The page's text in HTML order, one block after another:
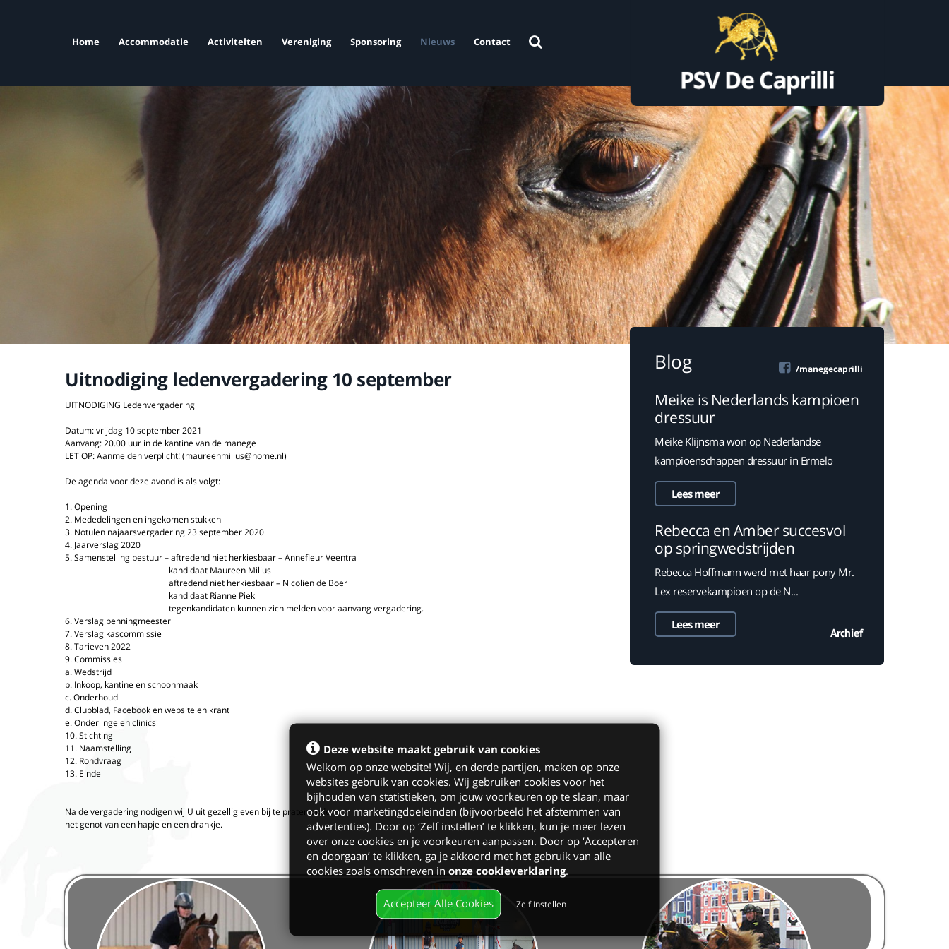
Home Accommodatie Activiteiten Vereniging Sponsoring Nieuws Contact
Uitnodiging ledenvergadering 10 september
UITNODIGING Ledenvergadering
Datum: vrijdag 10 september 2021
Aanvang: 20.00 uur in de kantine van de manege
LET OP: Aanmelden verplicht! (maureenmilius@home.nl)
De agenda voor deze avond is als volgt:
1. Opening
2. Mededelingen en ingekomen stukken
3. Notulen najaarsvergadering 23 september 2020
4. Jaarverslag 2020
5. Samenstelling bestuur – aftredend niet herkiesbaar – Annefleur Veentra
kandidaat Maureen Milius
aftredend niet herkiesbaar – Nicolien de Boer
kandidaat Rianne Piek
tegenkandidaten kunnen zich melden voor aanvang vergadering.
6. Verslag penningmeester
7. Verslag kascommissie
8. Tarieven 2022
9. Commissies
a. Wedstrijd
b. Inkoop, kantine en schoonmaak
c. Onderhoud
d. Clubblad, Facebook en website en krant
e. Onderlinge en clinics
10. Stichting
11. Naamstelling
12. Rondvraag
13. Einde
Na de vergadering nodigen wij U uit gezellig even bij te praten onder
het genot van een hapje en een drankje.
Blog /manegecaprilli
Meike is Nederlands kampioen
dressuur
Meike Klijnsma won op Nederlandse
kampioenschappen dressuur in Ermelo
Lees meer
Rebecca en Amber succesvol
op springwedstrijden
Rebecca Hoffmann werd met haar pony Mr.
Lex reservekampioen op de N...
Lees meer
Archief
Deze website maakt gebruik van cookies
Welkom op onze website! Wij, en derde partijen, maken op onze
websites gebruik van cookies. Wij gebruiken cookies voor het
bijhouden van statistieken, om jouw voorkeuren op te slaan, maar
ook voor marketingdoeleinden (bijvoorbeeld het afstemmen van
advertenties). Door op ‘Zelf instellen’ te klikken, kun je meer lezen
over onze cookies en je voorkeuren aanpassen. Door op ‘Accepteren
en doorgaan’ te klikken, ga je akkoord met het gebruik van alle
cookies zoals omschreven in onze cookieverklaring.
Accepteer Alle Cookies Zelf Instellen